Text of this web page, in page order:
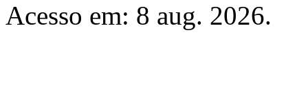
Acesso em: 8 aug. 2026.